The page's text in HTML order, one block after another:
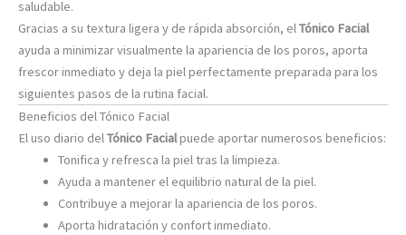
saludable.
Gracias a su textura ligera y de rápida absorción, elTónico Facial
ayuda a minimizar visualmente la apariencia de los poros, aporta
frescor inmediato y deja la piel perfectamente preparada para los
siguientes pasos de la rutina facial.
Beneficios del Tónico Facial
El uso diario delTónico Facialpuede aportar numerosos beneficios:
Tonifica y refresca la piel tras la limpieza.
Ayuda a mantener el equilibrio natural de la piel.
Contribuye a mejorar la apariencia de los poros.
Aporta hidratación y confort inmediato.